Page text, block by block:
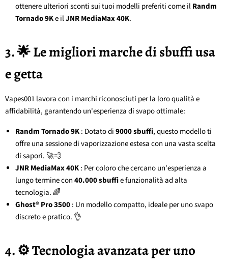
ottenere ulteriori sconti sui tuoi modelli preferiti come ilRandm
Tornado 9Ke ilJNR MediaMax 40K.
3. 🌟 Le migliori marche di sbuffi usa
e getta
Vapes001 lavora con i marchi riconosciuti per la loro qualità e
affidabilità, garantendo un'esperienza di svapo ottimale:
Randm Tornado 9K: Dotato di9000 sbuffi, questo modello ti
offre una sessione di vaporizzazione estesa con una vasta scelta
di sapori. 🚀💨
JNR MediaMax 40K: Per coloro che cercano un'esperienza a
lungo termine con40.000 sbuffie funzionalità ad alta
tecnologia. 🌈
Ghost® Pro 3500: Un modello compatto, ideale per uno svapo
discreto e pratico. 👌
4. ⚙️ Tecnologia avanzata per uno